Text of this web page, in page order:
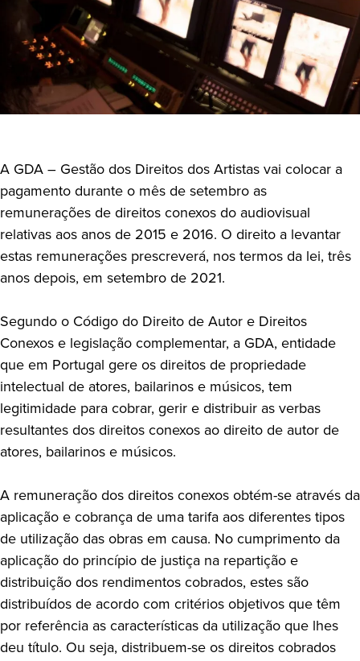
A GDA – Gestão dos Direitos dos Artistas vai colocar a
pagamento durante o mês de setembro as
remunerações de direitos conexos do audiovisual
relativas aos anos de 2015 e 2016. O direito a levantar
estas remunerações prescreverá, nos termos da lei, três
anos depois, em setembro de 2021.
Segundo o Código do Direito de Autor e Direitos
Conexos e legislação complementar, a GDA, entidade
que em Portugal gere os direitos de propriedade
intelectual de atores, bailarinos e músicos, tem
legitimidade para cobrar, gerir e distribuir as verbas
resultantes dos direitos conexos ao direito de autor de
atores, bailarinos e músicos.
A remuneração dos direitos conexos obtém-se através da
aplicação e cobrança de uma tarifa aos diferentes tipos
de utilização das obras em causa. No cumprimento da
aplicação do princípio de justiça na repartição e
distribuição dos rendimentos cobrados, estes são
distribuídos de acordo com critérios objetivos que têm
por referência as características da utilização que lhes
deu título. Ou seja, distribuem-se os direitos cobrados